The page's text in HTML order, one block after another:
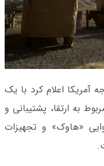
آمریکا اعلام کرد با یک
به ارتقا، پشتیبانی و
«هاوک» و تجهیزات